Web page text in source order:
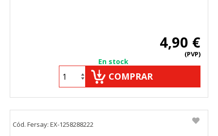
4,90 €
(PVP)
En stock
COMPRAR
Cód. Fersay: EX-1258288222